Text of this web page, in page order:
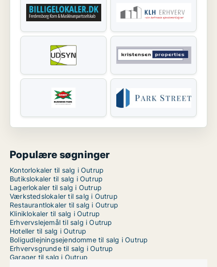
Populære søgninger
Kontorlokaler til salg i Outrup
Butikslokaler til salg i Outrup
Lagerlokaler til salg i Outrup
Værkstedslokaler til salg i Outrup
Restaurantlokaler til salg i Outrup
Kliniklokaler til salg i Outrup
Erhvervslejemål til salg i Outrup
Hoteller til salg i Outrup
Boligudlejningsejendomme til salg i Outrup
Erhvervsgrunde til salg i Outrup
Garager til salg i Outrup